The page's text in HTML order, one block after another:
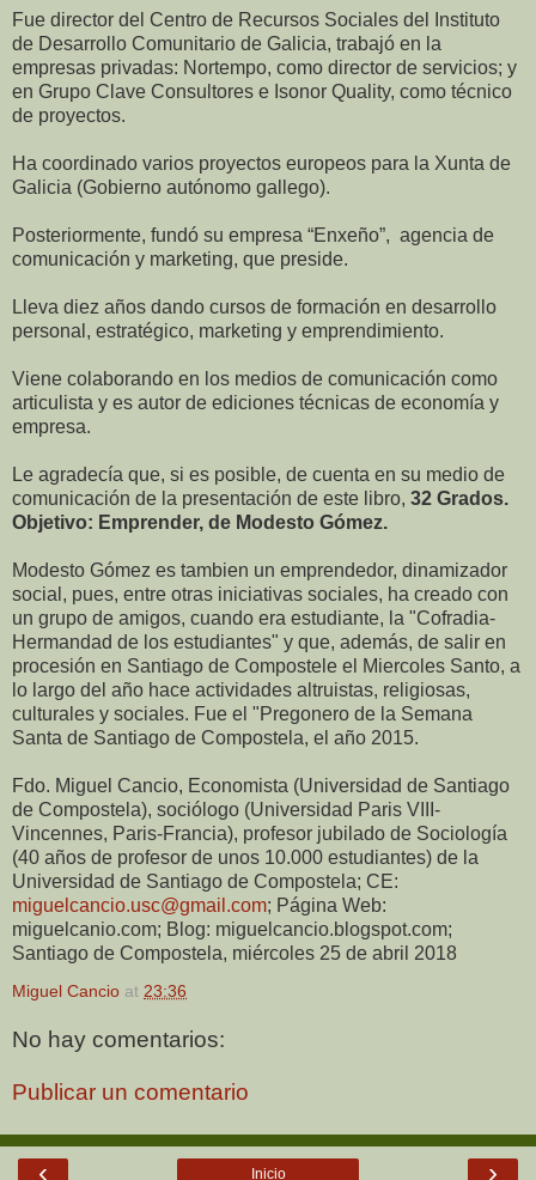
Fue director del Centro de Recursos Sociales del Instituto
de Desarrollo Comunitario de Galicia, trabajó en la
empresas privadas: Nortempo, como director de servicios; y
en Grupo Clave Consultores e Isonor Quality, como técnico
de proyectos.
Ha coordinado varios proyectos europeos para la Xunta de
Galicia (Gobierno autónomo gallego).
Posteriormente, fundó su empresa “Enxeño”, agencia de
comunicación y marketing, que preside.
Lleva diez años dando cursos de formación en desarrollo
personal, estratégico, marketing y emprendimiento.
Viene colaborando en los medios de comunicación como
articulista y es autor de ediciones técnicas de economía y
empresa.
Le agradecía que, si es posible, de cuenta en su medio de
comunicación de la presentación de este libro, 32 Grados.
Objetivo: Emprender, de Modesto Gómez.
Modesto Gómez es tambien un emprendedor, dinamizador
social, pues, entre otras iniciativas sociales, ha creado con
un grupo de amigos, cuando era estudiante, la "Cofradia-
Hermandad de los estudiantes" y que, además, de salir en
procesión en Santiago de Compostele el Miercoles Santo, a
lo largo del año hace actividades altruistas, religiosas,
culturales y sociales. Fue el "Pregonero de la Semana
Santa de Santiago de Compostela, el año 2015.
Fdo. Miguel Cancio, Economista (Universidad de Santiago
de Compostela), sociólogo (Universidad Paris VIII-
Vincennes, Paris-Francia), profesor jubilado de Sociología
(40 años de profesor de unos 10.000 estudiantes) de la
Universidad de Santiago de Compostela; CE:
miguelcancio.usc@gmail.com; Página Web:
miguelcanio.com; Blog: miguelcancio.blogspot.com;
Santiago de Compostela, miércoles 25 de abril 2018
Miguel Cancio at 23:36
No hay comentarios:
Publicar un comentario
‹ ›
Inicio